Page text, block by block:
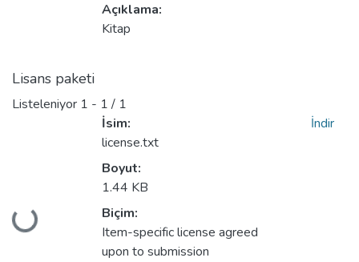
Açıklama:
Kitap
Lisans paketi
Listeleniyor 1 - 1 / 1
Yükleniyor...
İsim:
license.txt
Boyut:
1.44 KB
Biçim:
Item-specific license agreed
upon to submission
İndir